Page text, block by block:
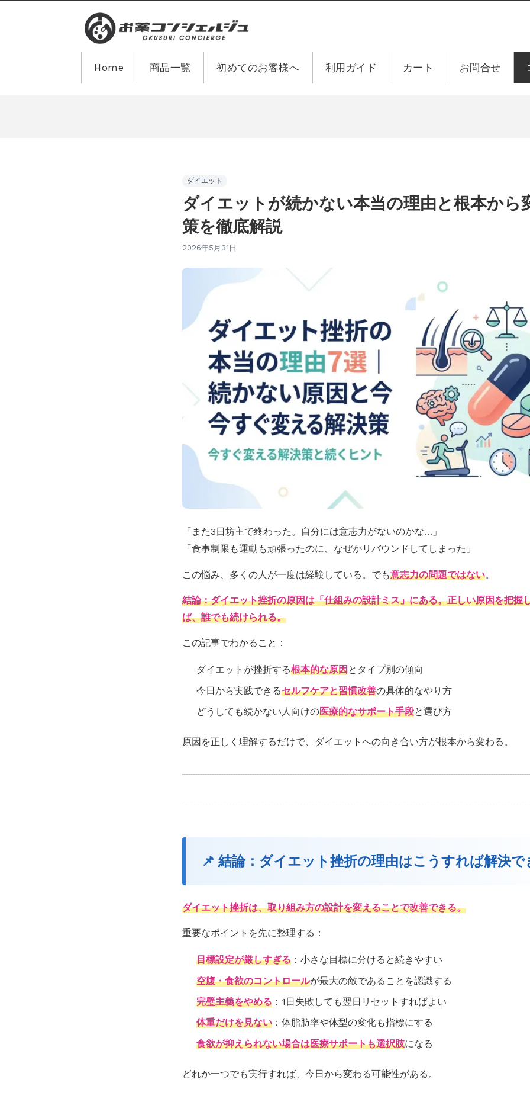
Home 商品一覧 初めてのお客様へ 利用ガイド カート お問合せ
ダイエット
ダイエットが続かない本当の理由と根本から
策を徹底解説
2026年5月31日
「また3日坊主で終わった。自分には意志力がないのかな…」
「食事制限も運動も頑張ったのに、なぜかリバウンドしてしまった」
この悩み、多くの人が一度は経験している。でも意志力の問題ではない。
結論：ダイエット挫折の原因は「仕組みの設計ミス」にある。正しい原因を把握
ば、誰でも続けられる。
この記事でわかること：
ダイエットが挫折する根本的な原因とタイプ別の傾向
今日から実践できるセルフケアと習慣改善の具体的なやり方
どうしても続かない人向けの医療的なサポート手段と選び方
原因を正しく理解するだけで、ダイエットへの向き合い方が根本から変わる。
📌 結論：ダイエット挫折の理由はこうすれば解決で
ダイエット挫折は、取り組み方の設計を変えることで改善できる。
重要なポイントを先に整理する：
目標設定が厳しすぎる ：小さな目標に分けると続きやすい
空腹・食欲のコントロールが最大の敵であることを認識する
完璧主義をやめる ：1日失敗しても翌日リセットすればよい
体重だけを見ない ：体脂肪率や体型の変化も指標にする
食欲が抑えられない場合は医療サポートも選択肢になる
どれか一つでも実行すれば、今日から変わる可能性がある。